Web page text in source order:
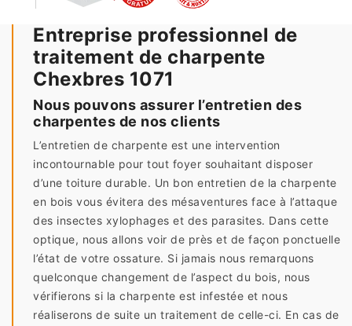
Entreprise professionnel de
traitement de charpente
Chexbres 1071
Nous pouvons assurer l’entretien des
charpentes de nos clients
L’entretien de charpente est une intervention
incontournable pour tout foyer souhaitant disposer
d’une toiture durable. Un bon entretien de la charpente
en bois vous évitera des mésaventures face à l’attaque
des insectes xylophages et des parasites. Dans cette
optique, nous allons voir de près et de façon ponctuelle
l’état de votre ossature. Si jamais nous remarquons
quelconque changement de l’aspect du bois, nous
vérifierons si la charpente est infestée et nous
réaliserons de suite un traitement de celle-ci. En cas de